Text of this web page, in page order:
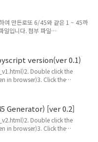
다운로드한
명령어 실행
일을 실행하시
명령어 복사
경우"출처"
여 만든로또 6/45와 같은 1 ~ 45까
일입니다. 첨부 파일
일 클릭하면 기본 브라우저(예,
되면서 랜덤 번호가 생생됩니다.)
6/45
version(ver 0.1)
Double click the
in browser)3. Click the
(lotto645_v1.html)2. 다운로드
6/45
: ..
Generator) [ver 0.2]
Double click the
in browser)3. Click the
(lotto645_v2.html)2. 다운로드